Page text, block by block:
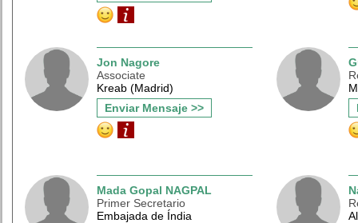
Jon Nagore
Associate
Kreab (Madrid)
Enviar Mensaje >>
Mada Gopal NAGPAL
Primer Secretario
Embajada de Índia